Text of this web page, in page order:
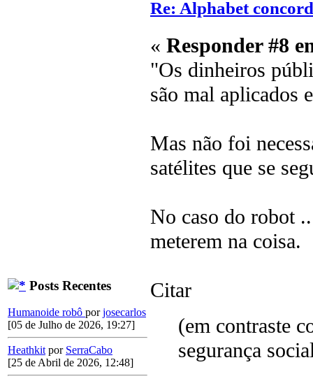
Posts Recentes
Humanoide robô porjosecarlos
[05 de Julho de 2026, 19:27]
Heathkit por SerraCabo
[25 de Abril de 2026, 12:48]
Re: Alphabet
« Responder #8
"Os dinheiros
são mal aplicados
Mas não foi
satélites que se
No caso do robot
meterem na coisa.
Citar
(em contraste
segurança